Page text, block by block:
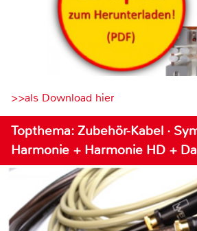
>>als Download hier
Topthema: Zubehör-Kabel ·
Harmonie + Harmonie HD +